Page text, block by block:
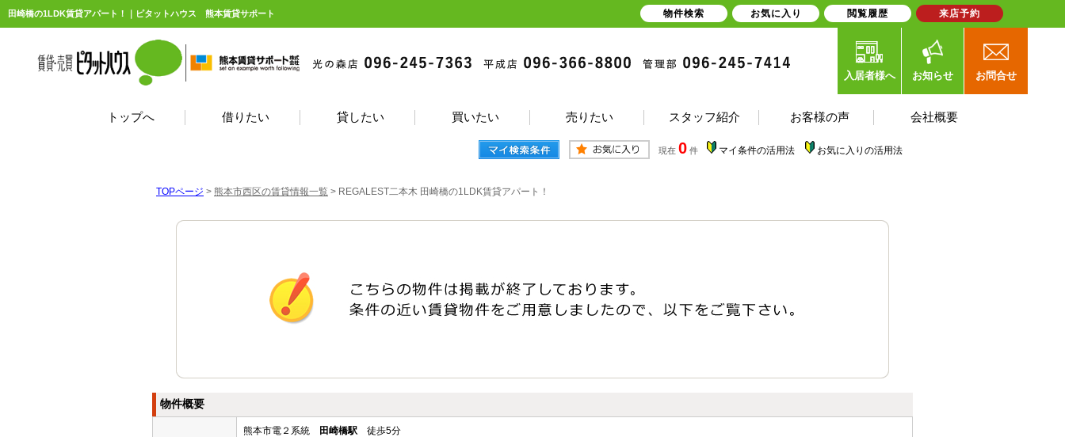
田崎橋の1LDK賃貸アパート！｜ピタットハウス 熊本賃貸サポート
入居者様へ お知らせ お問合せ
トップへ 借りたい 貸したい 買いたい 売りたい スタッフ紹介 お客様の声 会社概要
現在 0 件 マイ条件の活用法 お気に入りの活用法
TOPページ > 熊本市西区の賃貸情報一覧 > REGALEST二本木 田崎橋の1LDK賃貸アパート！
物件概要
熊本市電２系統 田崎橋駅 徒歩5分
物件検索 お気に入り 閲覧履歴 来店予約